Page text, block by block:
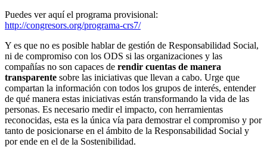
Puedes ver aquí el programa provisional:
http://congresors.org/programa-crs7/
Y es que no es posible hablar de gestión de Responsabilidad Social,
ni de compromiso con los ODS si las organizaciones y las
compañías no son capaces de rendir cuentas de manera
transparente sobre las iniciativas que llevan a cabo. Urge que
compartan la información con todos los grupos de interés, entender
de qué manera estas iniciativas están transformando la vida de las
personas. Es necesario medir el impacto, con herramientas
reconocidas, esta es la única vía para demostrar el compromiso y por
tanto de posicionarse en el ámbito de la Responsabilidad Social y
por ende en el de la Sostenibilidad.